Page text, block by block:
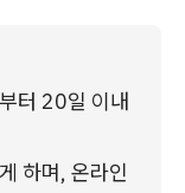
터 20일 이내
하며, 온라인